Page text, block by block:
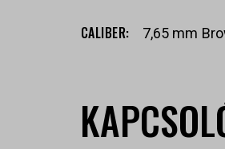
СALIBER 7,65 mm